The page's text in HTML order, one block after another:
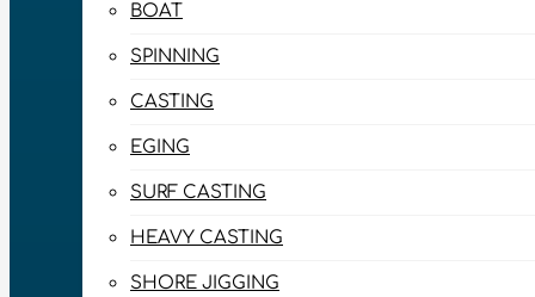
BOAT
SPINNING
CASTING
EGING
SURF CASTING
HEAVY CASTING
SHORE JIGGING